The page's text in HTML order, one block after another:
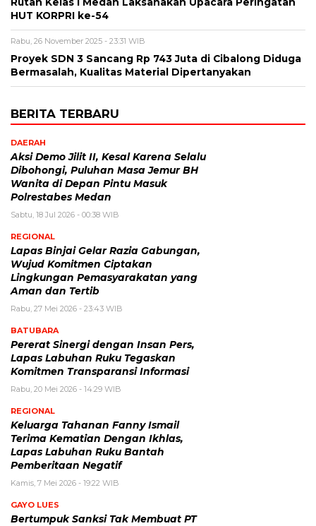
HUT KORPRI ke-54
Rabu, 26 November 2025 - 23:31 WIB
Proyek SDN 3 Sancang Rp 743 Juta di Cibalong Diduga
Bermasalah, Kualitas Material Dipertanyakan
BERITA TERBARU
DAERAH
Aksi Demo Jilit II, Kesal Karena Selalu
Dibohongi, Puluhan Masa Jemur BH
Wanita di Depan Pintu Masuk
Polrestabes Medan
Sabtu, 18 Jul 2026 - 00:38 WIB
REGIONAL
Lapas Binjai Gelar Razia Gabungan,
Wujud Komitmen Ciptakan
Lingkungan Pemasyarakatan yang
Aman dan Tertib
Rabu, 27 Mei 2026 - 23:43 WIB
BATUBARA
Pererat Sinergi dengan Insan Pers,
Lapas Labuhan Ruku Tegaskan
Komitmen Transparansi Informasi
Rabu, 20 Mei 2026 - 14:29 WIB
REGIONAL
Keluarga Tahanan Fanny Ismail
Terima Kematian Dengan Ikhlas,
Lapas Labuhan Ruku Bantah
Pemberitaan Negatif
Kamis, 7 Mei 2026 - 19:22 WIB
GAYO LUES
Bertumpuk Sanksi Tak Membuat PT